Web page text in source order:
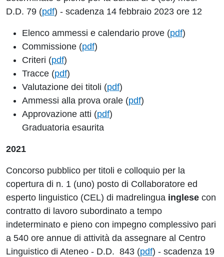
D.D. 79 (pdf) - scadenza 14 febbraio 2023 ore 12
Elenco ammessi e calendario prove (pdf)
Commissione (pdf)
Criteri (pdf)
Tracce (pdf)
Valutazione dei titoli (pdf)
Ammessi alla prova orale (pdf)
Approvazione atti (pdf)
Graduatoria esaurita
2021
Concorso pubblico per titoli e colloquio per la
copertura di n. 1 (uno) posto di Collaboratore ed
esperto linguistico (CEL) di madrelingua inglese con
contratto di lavoro subordinato a tempo
indeterminato e pieno con impegno complessivo pari
a 540 ore annue di attività da assegnare al Centro
Linguistico di Ateneo - D.D. 843 (pdf) - scadenza 19